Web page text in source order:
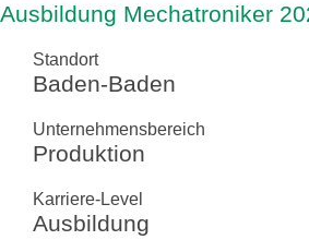
Ausbildung Mechatroniker
Standort
Baden-Baden
Unternehmensbereich
Produktion
Karriere-Level
Ausbildung